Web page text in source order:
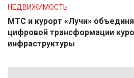
НЕДВИЖИМОСТЬ
МТС и курорт «Лучи»
цифровой трансформации
инфраструктуры